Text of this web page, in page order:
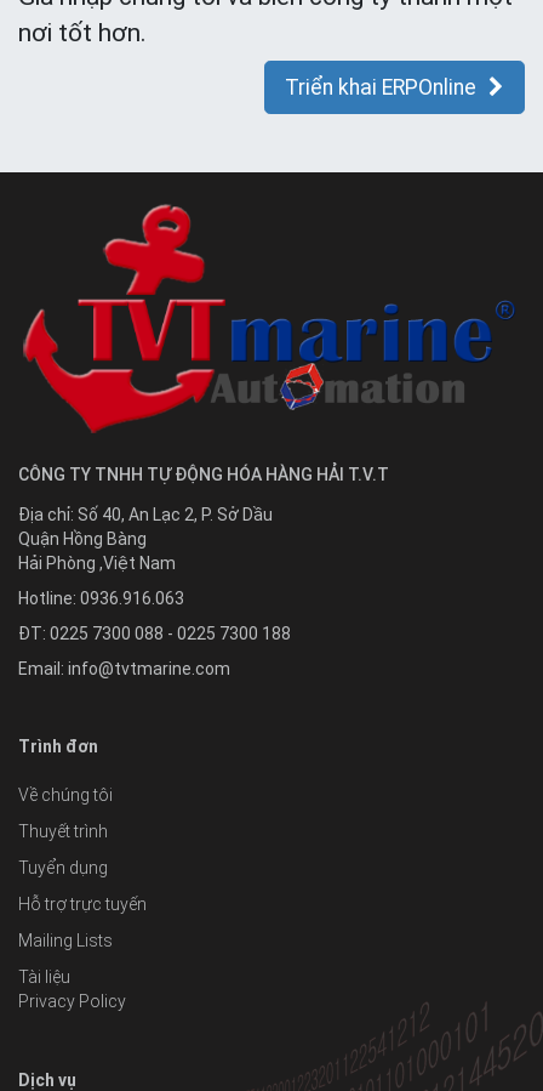
nơi tốt hơn.
Triển khai ERPOnline
CÔNG TY TNHH TỰ ĐỘNG HÓA HÀNG HẢI T.V.T
Địa chỉ: Số 40, An Lạc 2, P. Sở Dầu
Quận Hồng Bàng
Hải Phòng ,Việt Nam
Hotline: 0936.916.063
ĐT: 0225 7300 088 - 0225 7300 188
Email: info@tvtmarine.com
Trình đơn
Về chúng tôi
Thuyết trình
Tuyển dụng
Hỗ trợ trực tuyến
Mailing Lists
Tài liệu
Privacy Policy
Dịch vụ